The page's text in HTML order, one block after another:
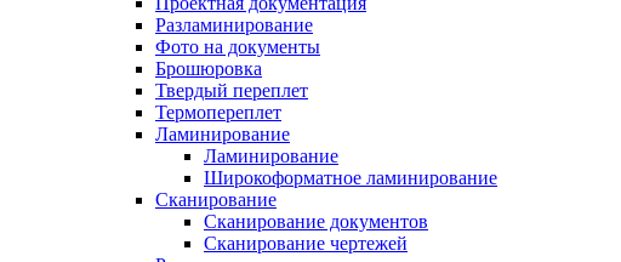
Разламинирование
Фото на документы
Брошюровка
Твердый переплет
Термопереплет
Ламинирование
Ламинирование
Широкоформатное ламинирование
Сканирование
Сканирование документов
Сканирование чертежей